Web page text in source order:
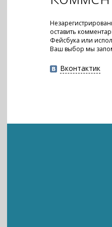
оставить
Фейсбука или
Ваш выбор мы
Вконтактик